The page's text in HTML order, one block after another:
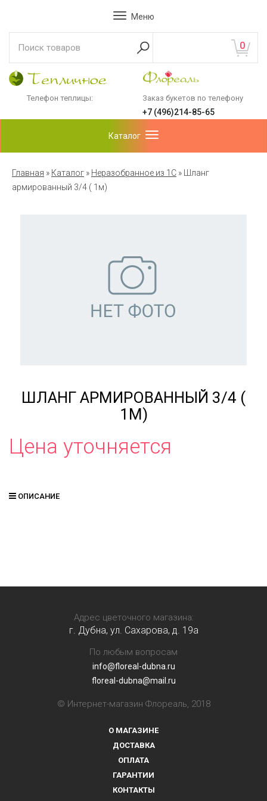
Меню
0
Телефон теплицы: Заказ букетов по телефону
+7 (496)214-85-65
Каталог
Главная » Каталог » Неразобранное из 1С » Шланг
армированный 3/4 ( 1м)
ШЛАНГ АРМИРОВАННЫЙ 3/4 (
1М)
Цена уточняется
ОПИСАНИЕ
Адрес цветочного магазина:
г. Дубна, ул. Сахарова, д. 19a
По любым вопросам
info@floreal-dubna.ru
floreal-dubna@mail.ru
© Интернет-магазин Флореаль, 2018
О МАГАЗИНЕ
ДОСТАВКА
ОПЛАТА
ГАРАНТИИ
КОНТАКТЫ